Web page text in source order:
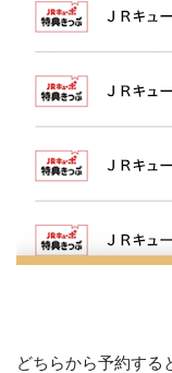
どちらから予約する